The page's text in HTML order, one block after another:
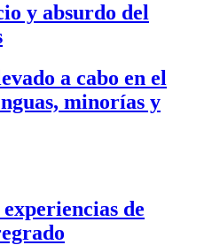
y absurdo del
a cabo en el
minorías y
de